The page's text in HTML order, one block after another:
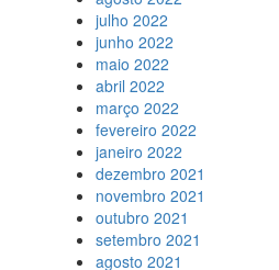
julho 2022
junho 2022
maio 2022
abril 2022
março 2022
fevereiro 2022
janeiro 2022
dezembro 2021
novembro 2021
outubro 2021
setembro 2021
agosto 2021